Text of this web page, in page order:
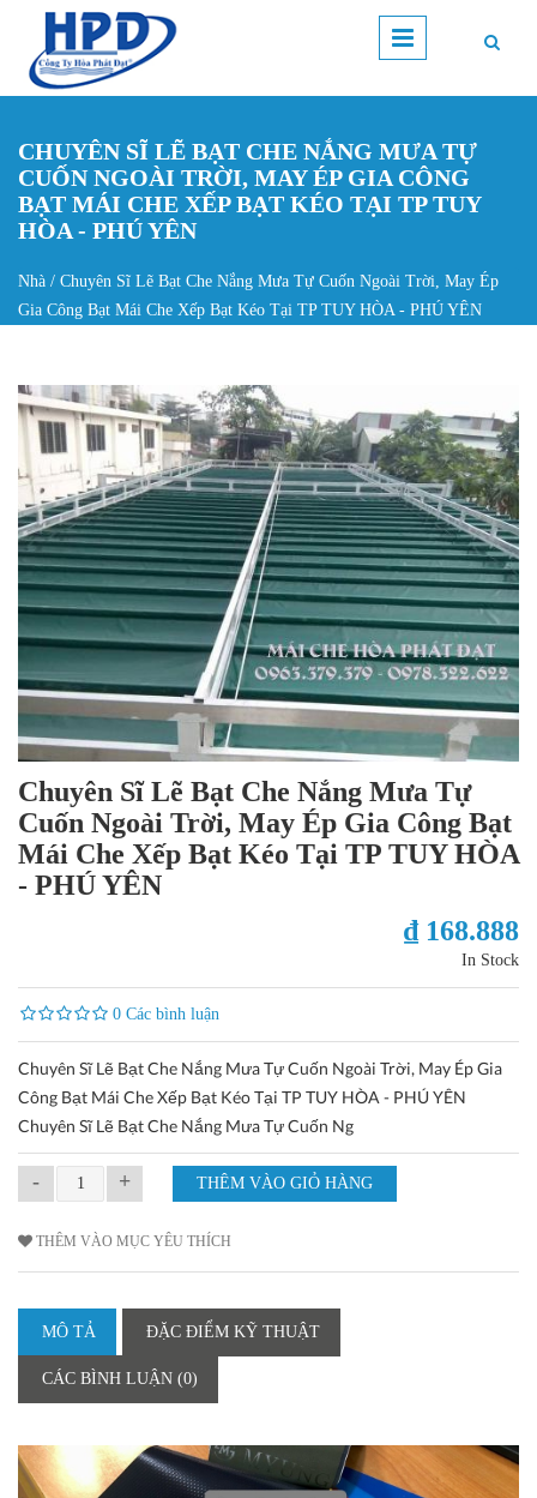
Nhảy đến nội dung
CHUYÊN SĨ LẼ BẠT CHE NẮNG MƯA TỰ
CUỐN NGOÀI TRỜI, MAY ÉP GIA CÔNG
BẠT MÁI CHE XẾP BẠT KÉO TẠI TP TUY
HÒA - PHÚ YÊN
Bạn đang ở đây
Nhà / Chuyên Sĩ Lẽ Bạt Che Nắng Mưa Tự Cuốn Ngoài Trời, May Ép
Gia Công Bạt Mái Che Xếp Bạt Kéo Tại TP TUY HÒA - PHÚ YÊN
Chuyên Sĩ Lẽ Bạt Che Nắng Mưa Tự
Cuốn Ngoài Trời, May Ép Gia Công Bạt
Mái Che Xếp Bạt Kéo Tại TP TUY HÒA
- PHÚ YÊN
₫ 168.888
In Stock
0 Các bình luận
Chuyên Sĩ Lẽ Bạt Che Nắng Mưa Tự Cuốn Ngoài Trời, May Ép Gia
Công Bạt Mái Che Xếp Bạt Kéo Tại TP TUY HÒA - PHÚ YÊN
Chuyên Sĩ Lẽ Bạt Che Nắng Mưa Tự Cuốn Ng
- +
THÊM VÀO MỤC YÊU THÍCH
MÔ TẢ ĐẶC ĐIỂM KỸ THUẬT
CÁC BÌNH LUẬN (0)